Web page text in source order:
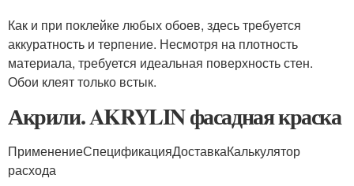
Как и при поклейке любых обоев, здесь требуется
аккуратность и терпение. Несмотря на плотность
материала, требуется идеальная поверхность стен.
Обои клеят только встык.
Акрили. AKRYLIN фасадная краска
ПрименениеСпецификацияДоставкаКалькулятор
расхода